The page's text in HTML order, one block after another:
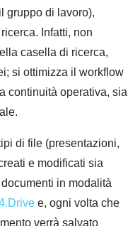
gruppo di lavoro),
Infatti, non
casella di ricerca,
si ottimizza il workflow
continuità operativa, sia
di file (presentazioni,
e modificati sia
in modalità
e, ogni volta che
verrà salvato